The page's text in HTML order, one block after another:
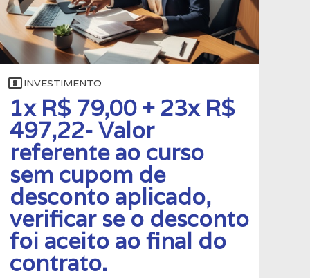
local_atmINVESTIMENTO
1x R$ 79,00 + 23x R$
497,22- Valor
referente ao curso
sem cupom de
desconto aplicado,
verificar se o desconto
foi aceito ao final do
contrato.